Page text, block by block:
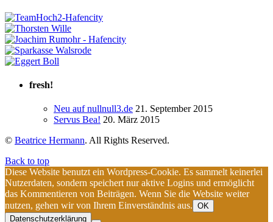
fresh!
Neu auf nullnull3.de 21. September 2015
Servus Bea! 20. März 2015
© Beatrice Hermann. All Rights Reserved.
Back to top
Diese Website benutzt ein Wordpress-Cookie. Es sammelt keinerlei
Nutzerdaten, sondern speichert nur aktive Logins und ermöglicht
das Kommentieren von Beiträgen. Wenn Sie die Website weiter
nutzen, gehen wir von Ihrem Einverständnis aus. OK
Datenschutzerklärung